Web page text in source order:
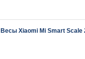
Весы Xiaomi Mi Smart Scale